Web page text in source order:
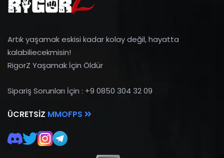
Artık yaşamak eskisi kadar kolay değil, hayatta
kalabiliecekmisin!
RigorZ Yaşamak İçin Öldür
Sipariş Sorunları İçin : +9 0850 304 32 09
ÜCRETSIZ MMOFPS